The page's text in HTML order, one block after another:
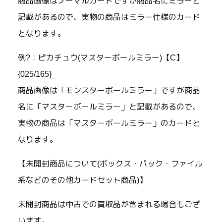
記載があるので、実物の商品はミラー仕様のカード
となります。
例?：ピカチュウ(マスターボールミラー)【C】
{025/165}_
商品画像は「モンスターボールミラー」ですが商品
名に「マスターボールミラー」と記載があるので、
実物の商品は「マスターボールミラー」のカードと
なります。
【未開封商品について(ボックス・パック・ファイル
系などのその他カードセット商品)】
未開封商品は中古での買取品が含まれる場合もござ